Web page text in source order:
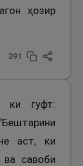
ҳозир
391
ки гуфт:
аст, ки
савоби